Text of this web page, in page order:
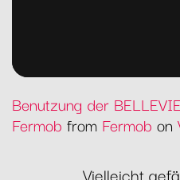
Benutzung der
Fermob from Fermob on
Vielleicht